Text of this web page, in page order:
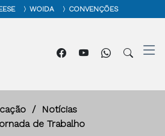
WOIDA CONVENÇÕES
Notícias
de Trabalho